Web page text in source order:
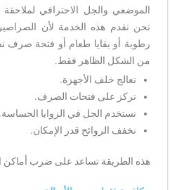
الموضعي والجل الاحترافي لملاحقة
نحن نقدم هذه الخدمة لأن الصراصير
رطوبة أو بقايا طعام أو فتحة صرف
من الشكل الظاهر فقط.
نعالج خلف الأجهزة.
نركز على فتحات الصرف.
نستخدم الجل في الزوايا الحساسة.
نخفف الروائح قدر الإمكان.
هذه الطريقة تساعد على ضرب أماكن